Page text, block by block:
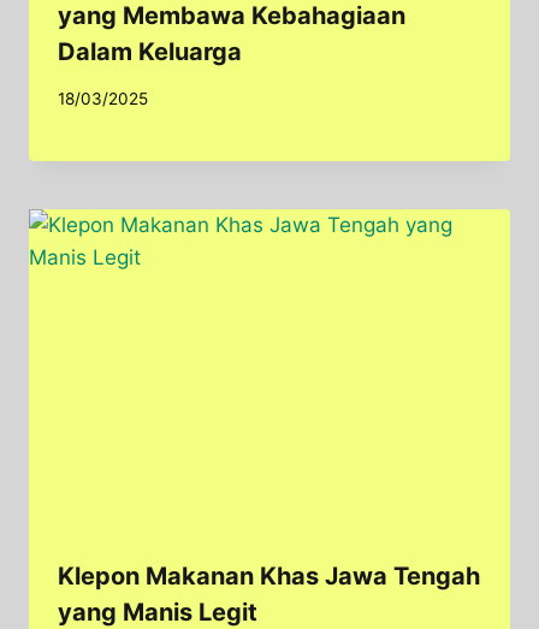
yang Membawa Kebahagiaan
Dalam Keluarga
18/03/2025
Klepon Makanan Khas Jawa Tengah
yang Manis Legit